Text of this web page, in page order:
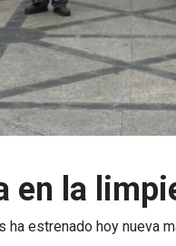
en la
estrenado hoy nueva